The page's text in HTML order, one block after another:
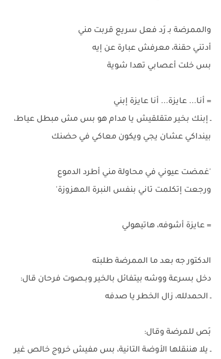
والممرضة بـ رَد فعل سريع قربت مني
أدتني حقنة، معرفش عبارة عن إيه
بس خلت أعصابي تهدا شوية
= أنا... عايزة... أنا عايزة إبني
ـ إبنك بخير متقلقيش يا مدام هو بس مش مبطل عياط،
بينداكي عشان يجي ويكون معاكي في حضنك
'غمضت عيوني في محاولة مني أطرد الدموع
ورجعت إتكلمت تاني بنفس النبرة المهزوزة'
= عايزة أشوفه، هاتيهولي
الدكتور جه بعد ما الممرضة طلبته
دخل بسرعة ووشه بيتفائل بالخير وبـصوت فرحان قال:
ـ الحمدلله، زال الخطر يا صدفه
بَص للمرضة وقال:
ـ يلا هننقلها الأوضة التانية، بس مفيش خروج خالص غير